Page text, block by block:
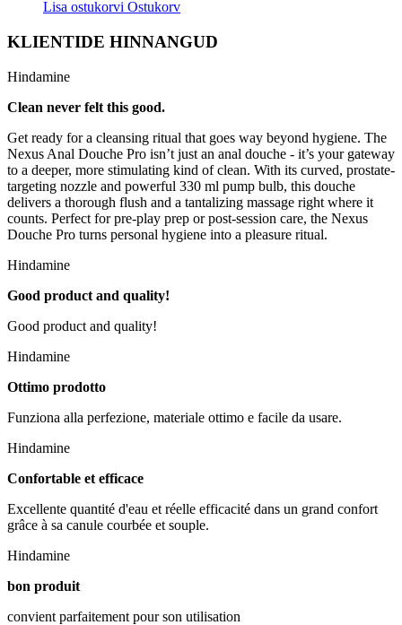
Lisa ostukorvi Ostukorv
KLIENTIDE HINNANGUD
Hindamine
Clean never felt this good.
Get ready for a cleansing ritual that goes way beyond hygiene. The
Nexus Anal Douche Pro isn’t just an anal douche - it’s your gateway
to a deeper, more stimulating kind of clean. With its curved, prostate-
targeting nozzle and powerful 330 ml pump bulb, this douche
delivers a thorough flush and a tantalizing massage right where it
counts. Perfect for pre-play prep or post-session care, the Nexus
Douche Pro turns personal hygiene into a pleasure ritual.
Hindamine
Good product and quality!
Good product and quality!
Hindamine
Ottimo prodotto
Funziona alla perfezione, materiale ottimo e facile da usare.
Hindamine
Confortable et efficace
Excellente quantité d'eau et réelle efficacité dans un grand confort
grâce à sa canule courbée et souple.
Hindamine
bon produit
convient parfaitement pour son utilisation